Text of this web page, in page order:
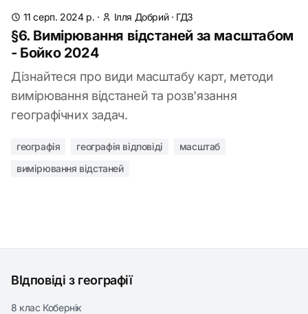
11 серп. 2024 р. · Ілля Добрий· ГДЗ
§6. Вимірювання відстаней за масштабом
- Бойко 2024
Дізнайтеся про види масштабу карт, методи
вимірювання відстаней та розв'язання
географічних задач.
географія географія відповіді
масштаб
вимірювання відстаней
ВІдповіді з географії
8 клас Кобернік